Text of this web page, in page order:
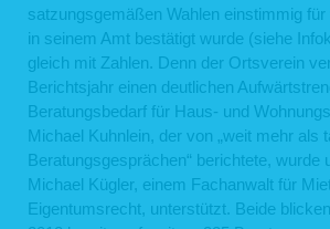
satzungsgemäßen Wahlen einstimmig
in seinem Amt bestätigt wurde (siehe
gleich mit Zahlen. Denn der Ortsverein
Berichtsjahr einen deutlichen
Beratungsbedarf für Haus- und
Michael Kuhnlein, der von „weit mehr als
Beratungsgesprächen“ berichtete, wurde
Michael Kügler, einem Fachanwalt für
Eigentumsrecht, unterstützt. Beide